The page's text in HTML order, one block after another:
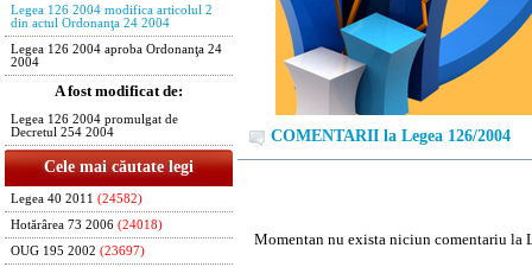
Legea 126 2004 modifica articolul 2
din actul Ordonanţa 24 2004
Legea 126 2004 aproba Ordonanţa 24
2004
A fost modificat de:
Legea 126 2004 promulgat de
Decretul 254 2004
Cele mai căutate legi
Legea 40 2011 (24582)
Hotărârea 73 2006 (24018)
OUG 195 2002 (23697)
COMENTARII la Legea 126/2004
Momentan nu exista niciun comentariu la